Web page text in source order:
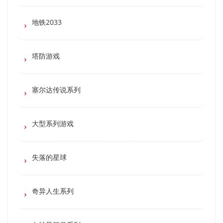
地铁2033
塔防游戏
塞尔达传说系列
大型系列游戏
失落的星球
奇异人生系列